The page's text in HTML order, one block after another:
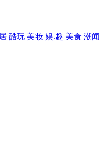
酷玩 美妆 娱.趣 美食 潮闻